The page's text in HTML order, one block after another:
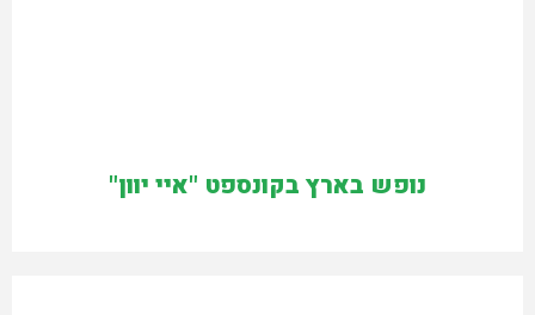
נופש בארץ בקונספט "איי יוון"